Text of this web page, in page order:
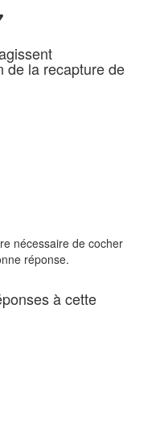
de la recapture de
nécessaire de cocher
réponse.
à cette